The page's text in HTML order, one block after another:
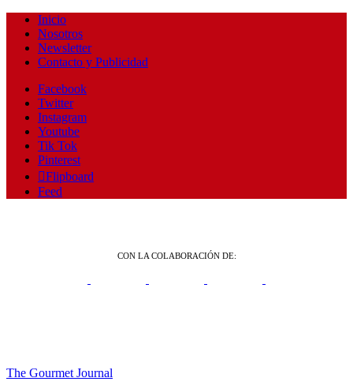
Inicio
Nosotros
Newsletter
Contacto y Publicidad
Facebook
Twitter
Instagram
Youtube
Tik Tok
Pinterest
Flipboard
Feed
CON LA COLABORACIÓN DE:
The Gourmet Journal